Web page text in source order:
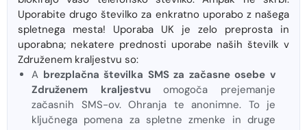
Uporabite drugo številko za enkratno uporabo z našega
spletnega mesta! Uporaba UK je zelo preprosta in
uporabna; nekatere prednosti uporabe naših številk v
Združenem kraljestvu so:
A brezplačna številka SMS za začasne osebe v
Združenem kraljestvuomogoča prejemanje
začasnih SMS-ov. Ohranja te anonimne. To je
ključnega pomena za spletne zmenke in druge